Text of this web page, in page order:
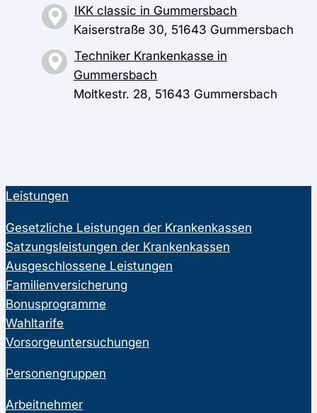
IKK classic in Gummersbach
Kaiserstraße 30, 51643 Gummersbach
Techniker Krankenkasse in
Gummersbach
Moltkestr. 28, 51643 Gummersbach
Leistungen
Gesetzliche Leistungen der Krankenkassen
Satzungsleistungen der Krankenkassen
Ausgeschlossene Leistungen
Familienversicherung
Bonusprogramme
Wahltarife
Vorsorgeuntersuchungen
Personengruppen
Arbeitnehmer